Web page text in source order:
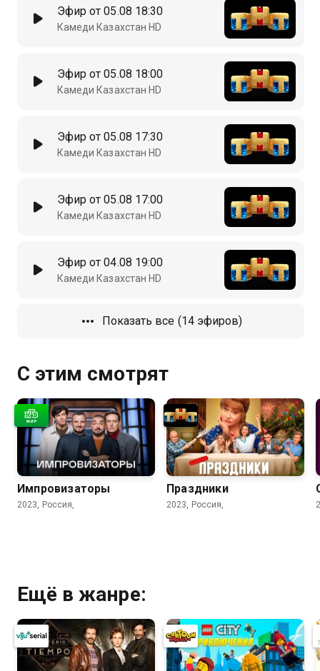
Эфир от 05.08 18:30
Камеди Казахстан HD
Эфир от 05.08 18:00
Камеди Казахстан HD
Эфир от 05.08 17:30
Камеди Казахстан HD
Эфир от 05.08 17:00
Камеди Казахстан HD
Эфир от 04.08 19:00
Камеди Казахстан HD
Показать все (14 эфиров)
С этим смотрят
Импровизаторы
2023, Россия,
Праздники
2023, Россия,
Ещё в жанре: